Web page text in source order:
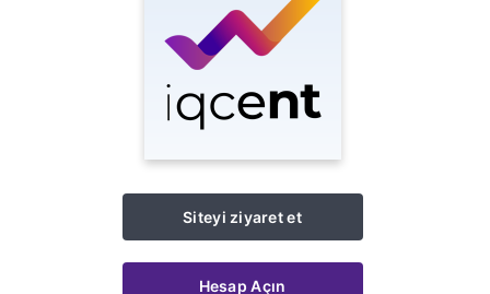
Siteyi ziyaret et
Hesap Açın